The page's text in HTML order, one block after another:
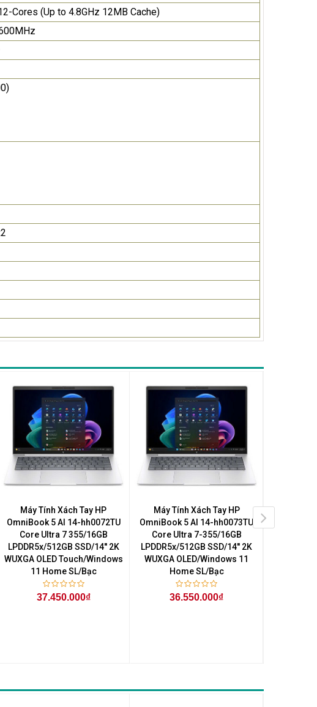
Lenovo
Cores (Up to 4.8GHz 12MB Cache)
Máy Tính Xách Tay HP
OmniBook 5 AI 14-hh0072TU
Core Ultra 7 355/16GB
LPDDR5x/512GB SSD/14'' 2K
WUXGA OLED Touch/Windows
11 Home SL/Bạc
37.450.000₫
Máy Tính Xách Tay HP
OmniBook 5 AI 14-hh0073TU
Core Ultra 7-355/16GB
LPDDR5x/512GB SSD/14'' 2K
WUXGA OLED/Windows 11
Home SL/Bạc
36.550.000₫